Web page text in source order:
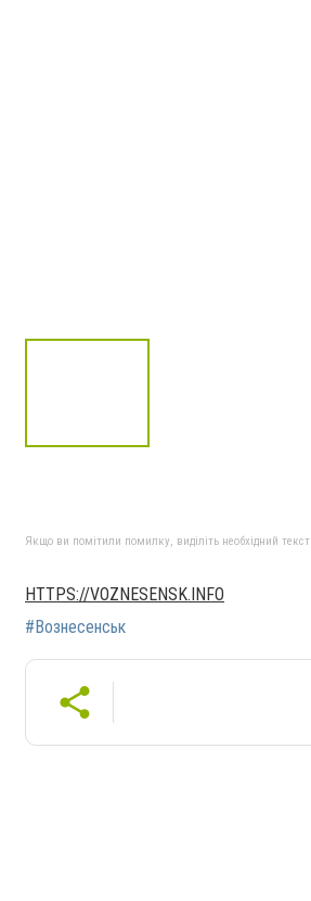
Якщо ви помітили помилку, виділіть необхідний
HTTPS://VOZNESENSK.INFO
#Вознесенськ